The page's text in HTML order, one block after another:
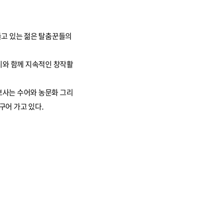
있는 젊은 탈춤꾼들의
함께 지속적인 창작활
는 수어와 농문화 그리
어 가고 있다.